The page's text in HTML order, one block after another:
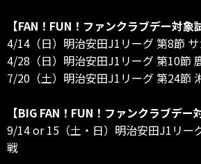
【FAN！FUN！ファンクラブデー対象
4/14（日）明治安田J1リーグ 第8節
4/28（日）明治安田J1リーグ 第10節
7/20（土）明治安田J1リーグ 第24節
【BIG FAN！FUN！ファンクラブデー
9/14 or 15（土・日）明治安田J1リー
戦